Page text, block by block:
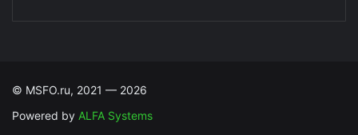
© MSFO.ru, 2021 — 2026
Powered by ALFA Systems